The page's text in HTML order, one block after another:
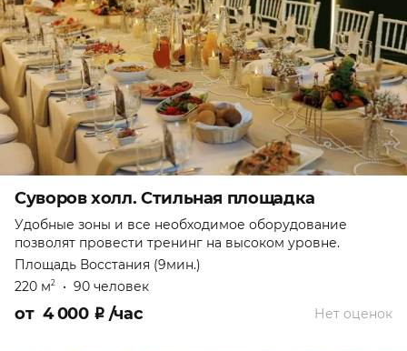
Суворов холл. Стильная площадка
Удобные зоны и все необходимое оборудование
позволят провести тренинг на высоком уровне.
Площадь Восстания (9мин.)
220 м2 • 90 человек
Нет оценок
от 4 000 ₽ /час